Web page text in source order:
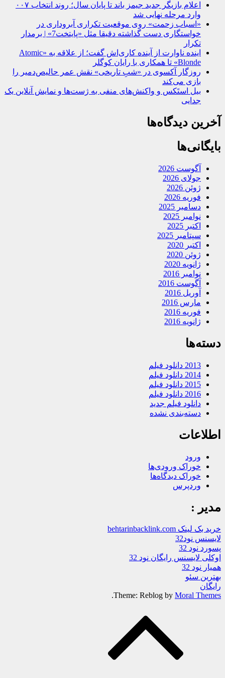
اعلام بازیگر جدید جیمز باند تا پایان سال؛ روند انتخاب ۰۰۷
وارد مرحله نهایی شد
«اسباب زحمت» روی موقعیت تکراری آبروداری در
خواستگاری دست گذاشته دقیقا مثل «پایتخت7» | برمدار
تکرار
اینده ناوارت از آینده کاری‌اش گفت؛ از علاقه به «Atomic
Blonde» تا همکاری با رایان کوگلر
روزگار آکسوی در «شبِ تاریخی» نقش عمر حالیص‌دمیر را
بازی می‌کند
بیل استَکس و واکنش‌های منفی به ژست‌ها و نمایش آنلاین یک
جدایی
آخرین دیدگاه‌ها
بایگانی‌ها
آگوست 2026
جولای 2026
ژوئن 2026
فوریه 2026
دسامبر 2025
نوامبر 2025
اکتبر 2025
سپتامبر 2025
اکتبر 2020
ژوئن 2020
ژانویه 2020
نوامبر 2016
آگوست 2016
آوریل 2016
مارس 2016
فوریه 2016
ژانویه 2016
دسته‌ها
2013 دانلود فیلم
2014 دانلود فیلم
2015 دانلود فیلم
2016 دانلود فیلم
دانلود فیلم جدید
دسته‌بندی نشده
اطلاعات
ورود
خوراک ورودی‌ها
خوراک دیدگاه‌ها
وردپرس
مدیر :
خرید بک لینک behtarinbacklink.com
لایسنس نود32
پسورد نود 32
اوکلی لایسنس رایگان نود 32
همیار نود 32
بهترین سئو
رایگان
Theme: Reblog by Moral Themes
.